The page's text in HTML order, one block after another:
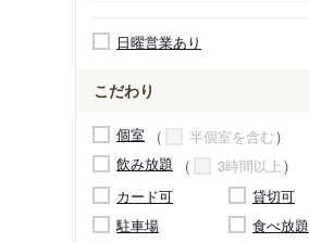
日曜営業あり
こだわり
個室
半個室を含む
飲み放題
3時間以上
カード可
貸切可
駐車場
食べ放題